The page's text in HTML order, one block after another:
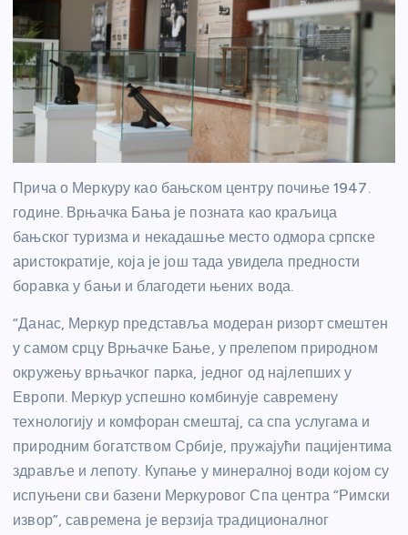
Прича о Меркуру као бањском центру почиње 1947.
године. Врњачка Бања је позната као краљица
бањског туризма и некадашње место одмора српске
аристократије, која је још тада увидела предности
боравка у бањи и благодети њених вода.
“Данас, Меркур представља модеран ризорт смештен
у самом срцу Врњачке Бање, у прелепом природном
окружењу врњачког парка, једног од најлепших у
Европи. Меркур успешно комбинује савремену
технологију и комфоран смештај, са спа услугама и
природним богатством Србије, пружајући пацијентима
здравље и лепоту. Купање у минералној води којом су
испуњени сви базени Меркуровог Спа центра “Римски
извор”, савремена је верзија традиционалног